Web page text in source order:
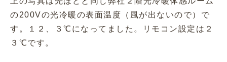
の200Vの光冷暖の表面温度（風が出ないので）で
す。１２、３℃になってました。リモコン設定は２
３℃です。